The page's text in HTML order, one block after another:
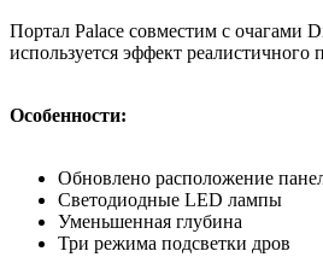
Портал Palace совместим с очагами
используется эффект реалистичного
Особенности:
Обновлено расположение
Светодиодные LED лампы
Уменьшенная глубина
Три режима подсветки дров